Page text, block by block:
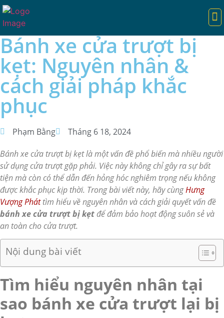
Bánh xe cửa trượt bị
kẹt: Nguyên nhân &
cách giải pháp khắc
phục
Phạm Bằng
Tháng 6 18, 2024
Bánh xe cửa trượt bị kẹt là một vấn đề phổ biến mà nhiều người
sử dụng cửa trượt gặp phải. Việc này không chỉ gây ra sự bất
tiện mà còn có thể dẫn đến hỏng hóc nghiêm trọng nếu không
được khắc phục kịp thời. Trong bài viết này, hãy cùngHưng
Vượng Pháttìm hiểu về nguyên nhân và cách giải quyết vấn đề
bánh xe cửa trượt bị kẹtđể đảm bảo hoạt động suôn sẻ và
an toàn cho cửa trượt.
Nội dung bài viết
Tìm hiểu nguyên nhân tại
sao bánh xe cửa trượt lại bị